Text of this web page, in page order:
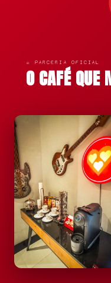
☕ PARCERIA OFICIAL
O CAFÉ